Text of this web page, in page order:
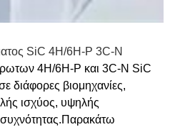
SiC 4H/6H-P 3C-N
4H/6H-P και 3C-N SiC
διάφορες βιομηχανίες,
ισχύος, υψηλής